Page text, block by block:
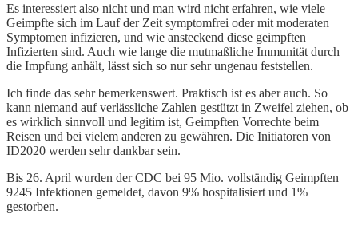
Es interessiert also nicht und man wird nicht erfahren, wie viele
Geimpfte sich im Lauf der Zeit symptomfrei oder mit moderaten
Symptomen infizieren, und wie ansteckend diese geimpften
Infizierten sind. Auch wie lange die mutmaßliche Immunität durch
die Impfung anhält, lässt sich so nur sehr ungenau feststellen.
Ich finde das sehr bemerkenswert. Praktisch ist es aber auch. So
kann niemand auf verlässliche Zahlen gestützt in Zweifel ziehen, ob
es wirklich sinnvoll und legitim ist, Geimpften Vorrechte beim
Reisen und bei vielem anderen zu gewähren. Die Initiatoren von
ID2020 werden sehr dankbar sein.
Bis 26. April wurden der CDC bei 95 Mio. vollständig Geimpften
9245 Infektionen gemeldet, davon 9% hospitalisiert und 1%
gestorben.